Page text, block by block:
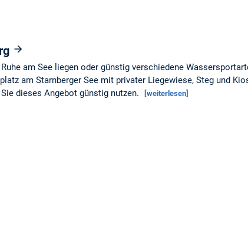
am See liegen oder günstig verschiedene
am Starnberger See mit privater Liegewiese, Steg und
dieses Angebot günstig nutzen.
[weiterlesen]